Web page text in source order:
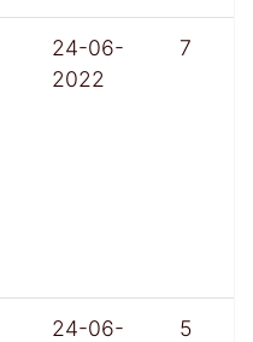
24-06-
2022
7
24-06-
5